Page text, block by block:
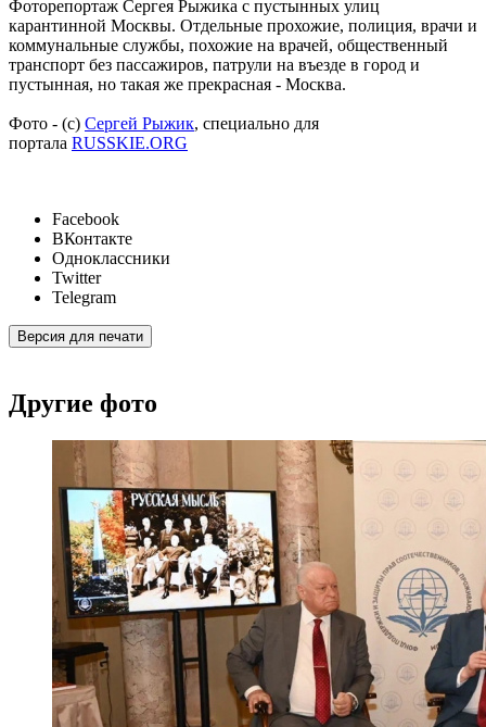
Фоторепортаж Сергея Рыжика с пустынных улиц
карантинной Москвы. Отдельные прохожие, полиция, врачи и
коммунальные службы, похожие на врачей, общественный
транспорт без пассажиров, патрули на въезде в город и
пустынная, но такая же прекрасная - Москва.
Фото - (c) Сергей Рыжик, специально для
портала RUSSKIE.ORG
Facebook
ВКонтакте
Одноклассники
Twitter
Telegram
Версия для печати
Другие фото